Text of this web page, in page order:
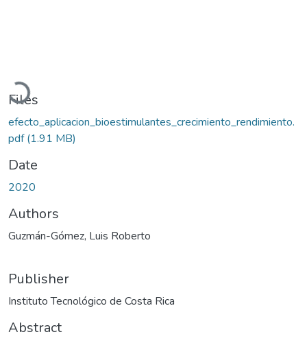
Loading...
Files
efecto_aplicacion_bioestimulantes_crecimiento_rendimiento.
pdf(1.91 MB)
Date
2020
Authors
Guzmán-Gómez, Luis Roberto
Publisher
Instituto Tecnológico de Costa Rica
Abstract